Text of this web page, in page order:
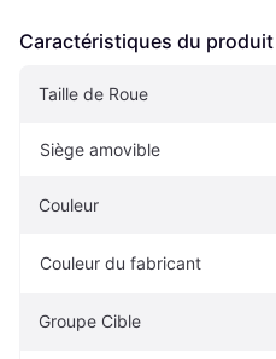
Caractéristiques du produit
Taille de Roue
Siège amovible
Couleur
Couleur du fabricant
Groupe Cible